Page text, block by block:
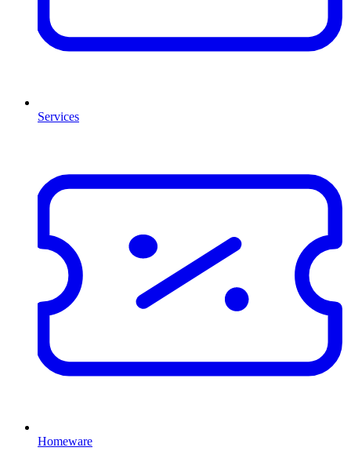
Services
Homeware